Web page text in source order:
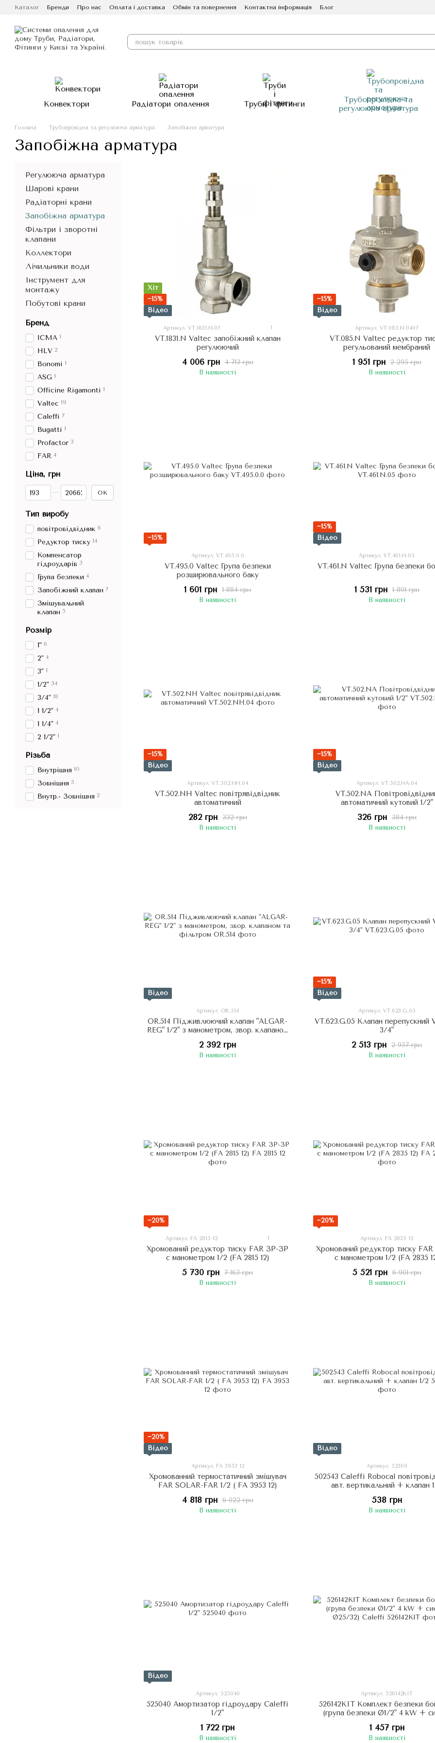
Перейти до основного контенту
Каталог Бренди Про нас Оплата і доставка Обмін та повернення Контактна інформація Блог
Конвектори Радіатори опалення Труби і фітинги
Трубопровідна та
регулююча арматура
Головна Трубопровідна та регулююча арматура Запобіжна арматура
Запобіжна арматура
Хіт
−15%
Відео
Артикул: VT.1831.N.07 1
VT.1831.N Valtec запобіжний клапан
регулюючий
4 713 грн
4 006 грн
В наявності
−15%
Відео
Артикул: VT.085.N.0407
VT.085.N Valtec редуктор
регульований мембраний
2 295 грн
1 951 грн
В наявності
−15%
Артикул: VT.495.0.0
VT.495.0 Valtec Група безпеки
розширювального баку
1 884 грн
1 601 грн
В наявності
−15%
Відео
Артикул: VT.461.N.05
VT.461.N Valtec Група безпеки
1 801 грн
1 531 грн
В наявності
−15%
Відео
Артикул: VT.502.NH.04
VT.502.NH Valtec повітрявідвідник
автоматичний
332 грн
282 грн
В наявності
−15%
Відео
Артикул: VT.502.NA.04
VT.502.NA
автоматичний кутовий 1/2"
384 грн
326 грн
В наявності
Відео
Артикул: OR.514
OR.514 Підживлюючий клапан "ALGAR-
REG" 1/2" з манометром, звор. клапаном
2 392 грн
В наявності
−15%
Відео
Артикул: VT.623.G.05
VT.623.G.05 Клапан перепускний
3/4"
2 957 грн
2 513 грн
В наявності
−20%
Артикул: FA 2815 12 1
Хромований редуктор тиску FAR ЗР-ЗР
с манометром 1/2 (FA 2815 12)
7 163 грн
5 730 грн
В наявності
−20%
Артикул: FA 2835 12
Хромований редуктор тиску
с манометром 1/2 (FA 2835
6 901 грн
5 521 грн
В наявності
−20%
Відео
Артикул: FA 3953 12
Хромованний термостатичний змішувач
FAR SOLAR-FAR 1/2 ( FA 3953 12)
6 022 грн
4 818 грн
В наявності
Відео
Артикул: 52369
502543 Caleffi Robocal
авт. вертикальний + клапан
538 грн
В наявності
Відео
Артикул: 525040
525040 Амортизатор гідроудару Caleffi
1/2"
1 722 грн
В наявності
Артикул: 526142KIT
526142KIT Комплект безпеки
(група безпеки Ø1/2" 4 kW +
1 457 грн
В наявності
Регулююча арматура
Шарові крани
Радіаторні крани
Запобіжна арматура
Фільтри і зворотні
клапани
Коллектори
Лічильники води
Інструмент для
монтажу
Побутові крани
Бренд
ICMA 1
HLV 2
Bonomi 1
ASG 1
Officine Rigamonti 1
Valtec 19
Caleffi 7
Bugatti 1
Profactor 3
FAR 4
Ціна, грн
Від Ціна, грн
До Ціна, грн ОК
Тип виробу
повітровідвідник 6
Редуктор тиску 14
Компенсатор
гідроударів 3
Група безпеки 4
Запобіжний клапан 7
Змішувальний
клапан 5
Розмір
1" 6
2" 4
3" 1
1/2" 34
3/4" 18
1 1/2" 4
1 1/4" 4
2 1/2" 1
Різьба
Внутрішня 10
Зовнішня 5
Внутр.- Зовнішня 2